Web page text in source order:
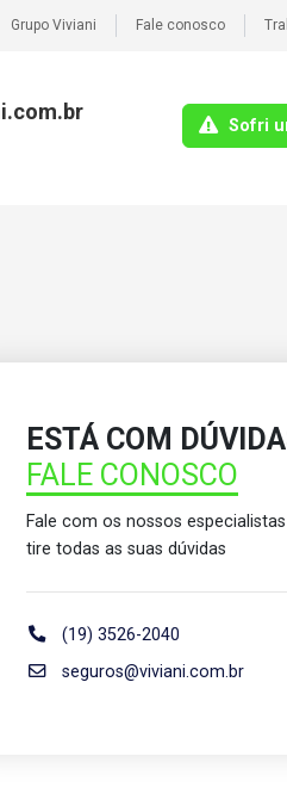
Grupo Viviani Fale conosco
Sofri
ESTÁ COM
FALE CONOSCO
Fale com os nossos
tire todas as suas dúvidas
(19) 3526-2040
seguros@viviani.com.br